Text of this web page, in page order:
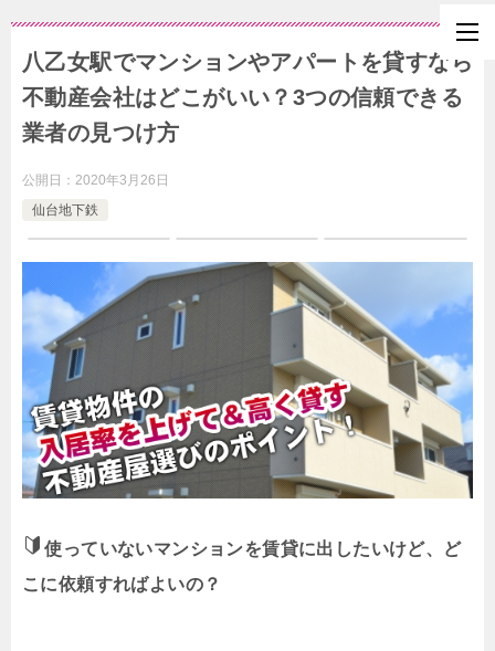
八乙女駅でマンションやアパートを貸すなら
不動産会社はどこがいい？3つの信頼できる
業者の見つけ方
公開日： 2020年3月26日
仙台地下鉄
使っていないマンションを賃貸に出したいけど、ど
こに依頼すればよいの？